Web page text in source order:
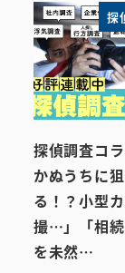
探
探偵調査コ
かぬうちに
る！？小型
撮…」「相
を未然…